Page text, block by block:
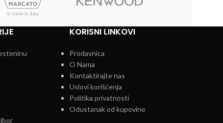
KORISNI LINKOVI
Prodavnica
O Nama
Kontaktirajte nas
Uslovi korišćenja
Politika privatnosti
Odustanak od kupovine